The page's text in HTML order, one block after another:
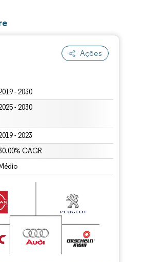
Ações
- 2030
- 2030
- 2023
CAGR
Médio
atribuição conforme CC BY 4.0.